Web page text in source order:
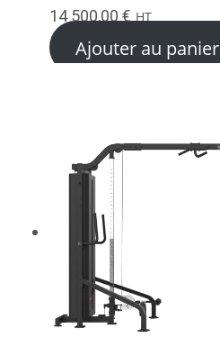
14 500,00 € HT
Ajouter au panier